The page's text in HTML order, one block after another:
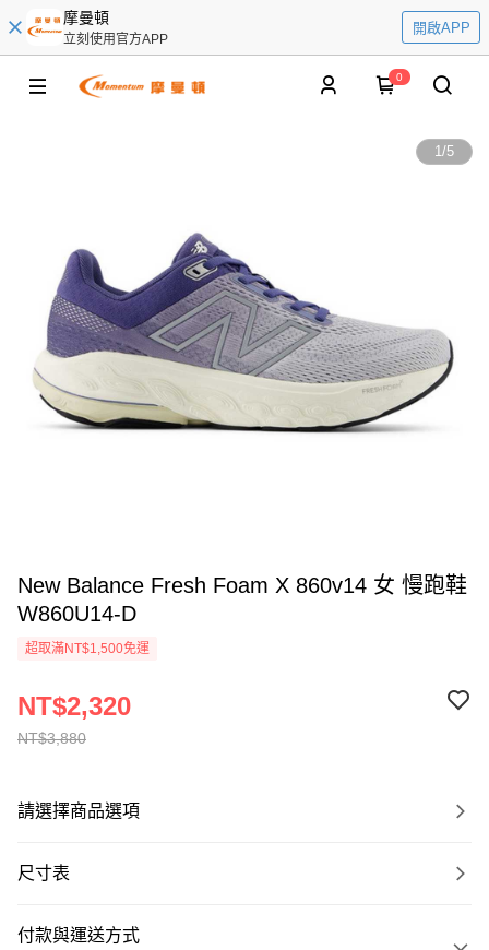
摩曼頓
立刻使用官方APP
開啟APP
0
1/5
New Balance Fresh Foam X 860v14 女 慢跑鞋
W860U14-D
超取滿NT$1,500免運
NT$3,880
NT$2,320
請選擇商品選項
尺寸表
付款與運送方式